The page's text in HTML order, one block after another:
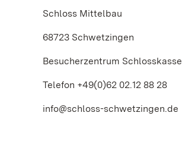
Schloss Mittelbau
68723 Schwetzingen
Besucherzentrum Schlosskasse
Telefon +49(0)62 02.12 88 28
info@schloss-schwetzingen.de